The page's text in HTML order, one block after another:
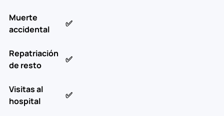
Muerte
accidental
✅
Repatriación
de resto
✅
Visitas al
hospital
✅